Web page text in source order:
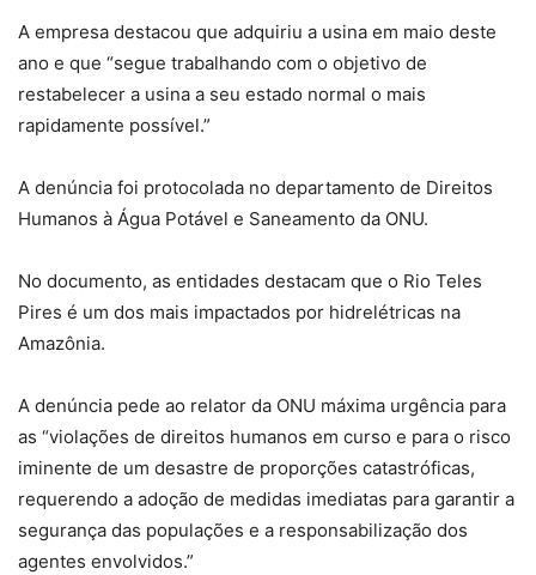
A empresa destacou que adquiriu a usina em maio deste
ano e que “segue trabalhando com o objetivo de
restabelecer a usina a seu estado normal o mais
rapidamente possível.”
A denúncia foi protocolada no departamento de Direitos
Humanos à Água Potável e Saneamento da ONU.
No documento, as entidades destacam que o Rio Teles
Pires é um dos mais impactados por hidrelétricas na
Amazônia.
A denúncia pede ao relator da ONU máxima urgência para
as “violações de direitos humanos em curso e para o risco
iminente de um desastre de proporções catastróficas,
requerendo a adoção de medidas imediatas para garantir a
segurança das populações e a responsabilização dos
agentes envolvidos.”